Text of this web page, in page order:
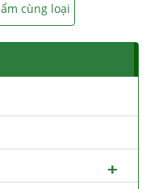
cùng loại